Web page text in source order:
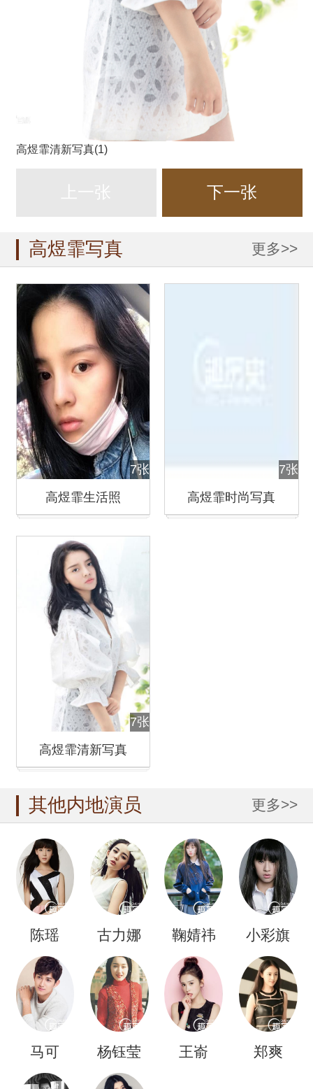
高煜霏清新写真(1)
下一张
高煜霏写真 更多>>
7张
高煜霏生活照
7张
高煜霏时尚写真
7张
高煜霏清新写真
其他内地演员 更多>>
陈瑶 古力娜
扎
鞠婧祎 小彩旗
马可 杨钰莹 王嵛 郑爽